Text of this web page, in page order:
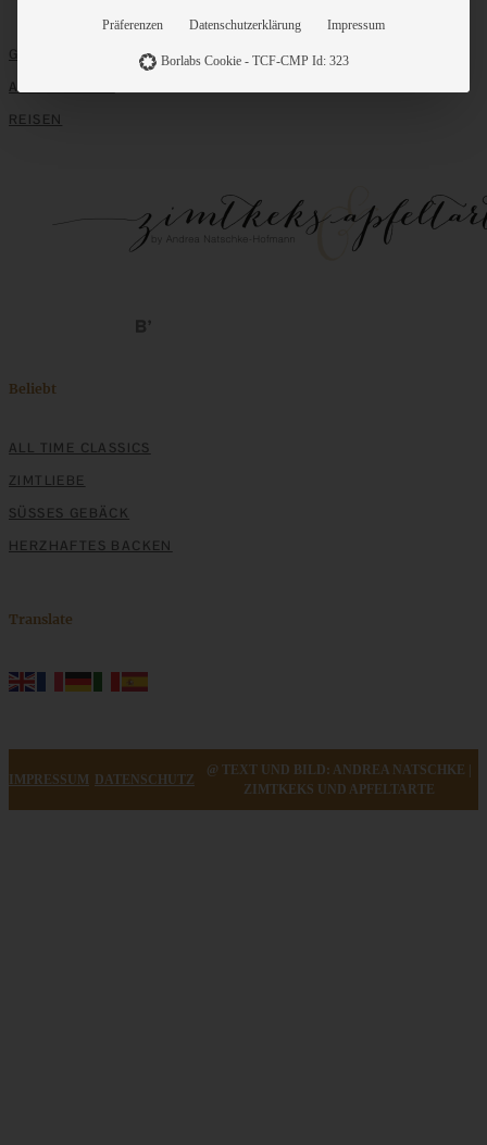
GRUNDLAGEN
ALLE REZEPTE
REISEN
Beliebt
ALL TIME CLASSICS
ZIMTLIEBE
SÜSSES GEBÄCK
HERZHAFTES BACKEN
Translate
IMPRESSUM DATENSCHUTZ
@ TEXT UND BILD: ANDREA NATSCHKE |
ZIMTKEKS UND APFELTARTE
Präferenzen Datenschutzerklärung Impressum
Borlabs Cookie - TCF-CMP Id: 323